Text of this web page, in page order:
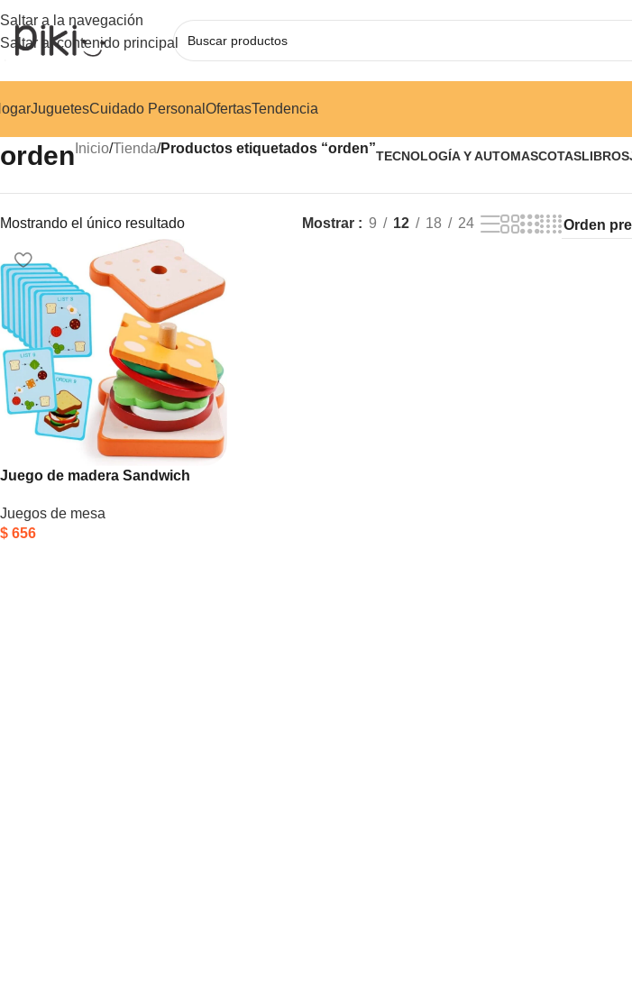
Saltar a la navegación
Saltar al contenido principal
JuguetesCuidado Personal OfertasTendencia
orden Inicio/Tienda/Productos etiquetados “orden”TECNOLOGÍA Y AUTOMASCOTASLIBROS
Mostrando el único resultado Mostrar 9 12 18 24
Juego de madera Sandwich
Juegos de mesa
$ 656